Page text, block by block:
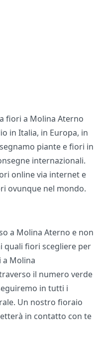
fiori a Molina Aterno
in Italia, in Europa, in
piante e fiori in
internazionali.
online via internet e
ovunque nel mondo.
a Molina Aterno e non
quali fiori scegliere per
a Molina
il numero verde
in tutti i
Un nostro fioraio
in contatto con te